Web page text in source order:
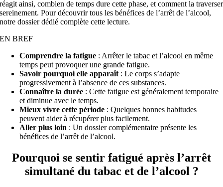
réagit ainsi, combien de temps dure cette phase, et comment la traverser
sereinement. Pour découvrir tous les bénéfices de l’arrêt de l’alcool,
notre dossier dédié complète cette lecture.
EN BREF
Comprendre la fatigue : Arrêter le tabac et l’alcool en même
temps peut provoquer une grande fatigue.
Savoir pourquoi elle apparaît : Le corps s’adapte
progressivement à l’absence de ces substances.
Connaître la durée : Cette fatigue est généralement temporaire
et diminue avec le temps.
Mieux vivre cette période : Quelques bonnes habitudes
peuvent aider à récupérer plus facilement.
Aller plus loin : Un dossier complémentaire présente les
bénéfices de l’arrêt de l’alcool.
Pourquoi se sentir fatigué après l’arrêt
simultané du tabac et de l’alcool ?